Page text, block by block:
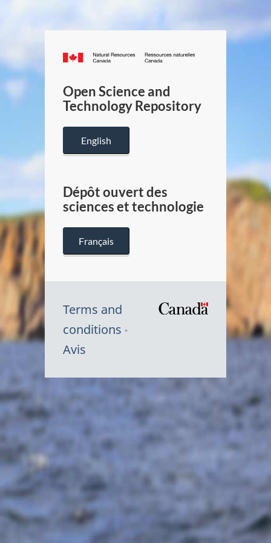
Canada.ca
/
Canada
Open Science and
Technology Repository
English
Dépôt ouvert des
sciences et technologie
Français
Terms and
conditions
Avis
Symbole
Canada